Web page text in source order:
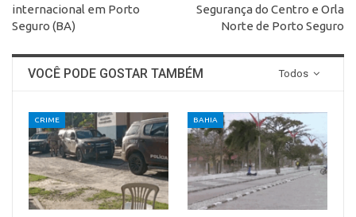
internacional em Porto
Seguro (BA)
Segurança do Centro e Orla
Norte de Porto Seguro
Todos
VOCÊ PODE GOSTAR TAMBÉM
CRIME BAHIA